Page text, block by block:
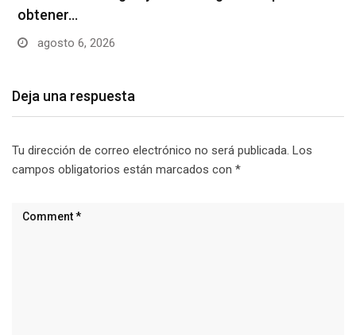
obtener…
agosto 6, 2026
Deja una respuesta
Tu dirección de correo electrónico no será publicada. Los
campos obligatorios están marcados con *